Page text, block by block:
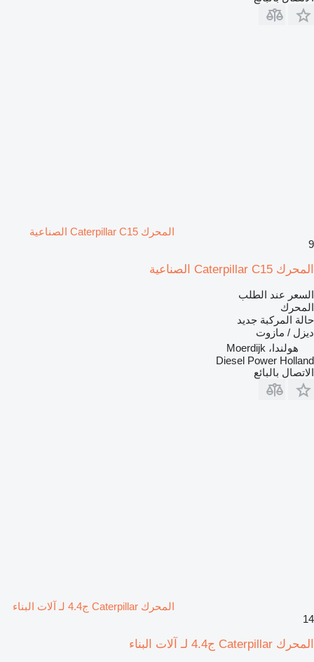
المحرك Caterpillar C15 الصناعية
9
المحرك Caterpillar C15 الصناعية
السعر عند الطلب
المحرك
حالة المركبة جديد
ديزل / مازوت
هولندا، Moerdijk
Diesel Power Holland
الاتصال بالبائع
المحرك Caterpillar ج4.4 لـ آلات البناء
14
المحرك Caterpillar ج4.4 لـ آلات البناء